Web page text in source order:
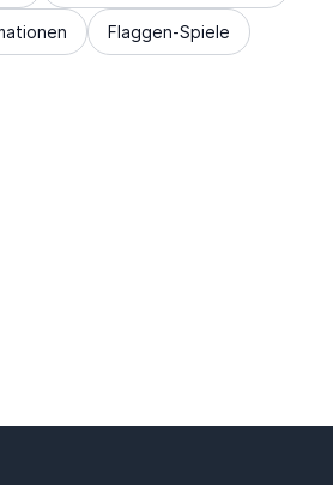
Flaggen-Spiele